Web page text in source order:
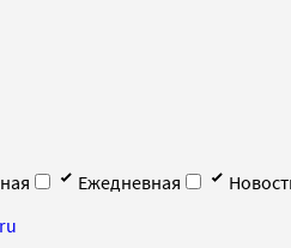
Ежедневная